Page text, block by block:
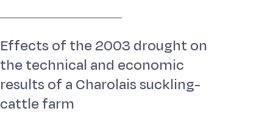
Effects of the 2003 drought on
the technical and economic
results of a Charolais suckling-
cattle farm